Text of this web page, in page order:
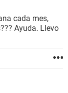
cada mes,
Ayuda. Llevo